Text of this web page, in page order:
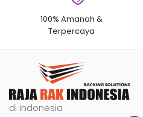
100% Amanah &
Terpercaya
di Indonesia